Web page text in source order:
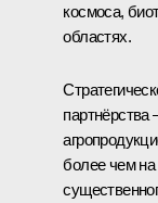
космоса,
областях.
партнёрства
более чем